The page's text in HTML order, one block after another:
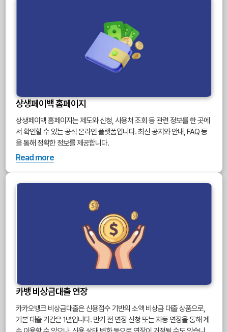
상생페이백 홈페이지
상생페이백 홈페이지는 제도와 신청, 사용처 조회 등 관련 정보를 한 곳에
서 확인할 수 있는 공식 온라인 플랫폼입니다. 최신 공지와 안내, FAQ 등
을 통해 정확한 정보를 제공합니다.
Read more
카뱅 비상금대출 연장
카카오뱅크 비상금대출은 신용점수 기반의 소액 비상금 대출 상품으로,
기본 대출 기간은 1년입니다. 만기 전 연장 신청 또는 자동 연장을 통해 계